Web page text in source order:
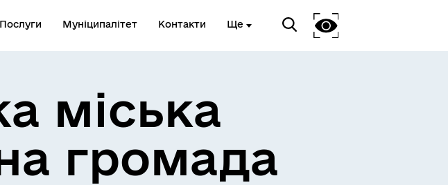
Послуги Муніципалітет Контакти Ще
міська
громада